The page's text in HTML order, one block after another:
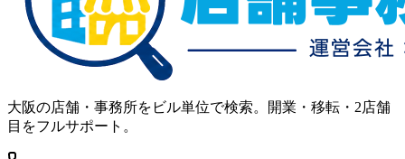
大阪の店舗・事務所をビル単位で検索。開業・移転・2店舗
目をフルサポート。